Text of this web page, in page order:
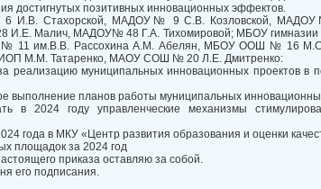
достигнутых позитивных инновационных эффектов.
6 И.В. Стахорской, МАДОУ№ 9 С.В. Козловской,
И.Е. Малич, МАДОУ№ 48 Г.А. Тихомировой; МБОУ
№ 11 им.В.В. Рассохина А.М. Абелян, МБОУ ООШ № 16
М.М. Татаренко, МАОУ СОШ № 20 Л.Е. Дмитренко:
реализацию муниципальных инновационных проектов в
выполнение планов работы муниципальных
в 2024 году управленческие механизмы
года в МКУ «Центр развития образования и оценки
площадок за 2024 год
приказа оставляю за собой.
его подписания.